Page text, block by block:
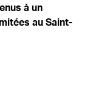
à un
au Saint-